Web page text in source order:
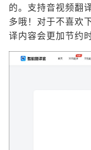
的。支持音视频翻
多哦！对于不喜欢
译内容会更加节约时